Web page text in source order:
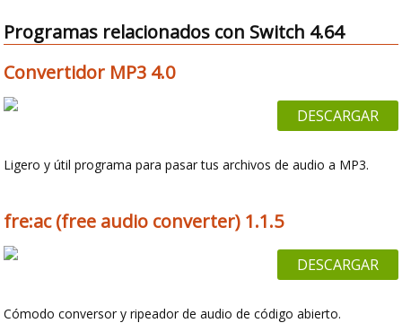
Programas relacionados con Switch 4.64
Convertidor MP3 4.0
DESCARGAR
Ligero y útil programa para pasar tus archivos de audio a MP3.
fre:ac (free audio converter) 1.1.5
DESCARGAR
Cómodo conversor y ripeador de audio de código abierto.